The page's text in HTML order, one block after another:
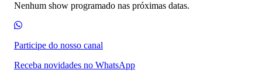
Nenhum show programado nas próximas datas.
Participe do nosso canal
Receba novidades no WhatsApp